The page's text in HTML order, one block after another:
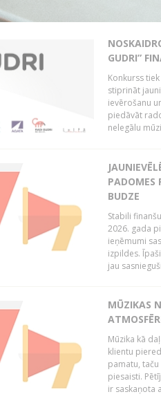
GUDRI”
Konkurss
stiprināt
ievērošanu
piedāvāt
nelegālu
PADOMES
BUDZE
Stabili
2026. gada
ieņēmumi
izpildes.
jau
MŪZIKAS
Mūzika kā
klientu
pamatu,
piesaisti.
ir saskaņota